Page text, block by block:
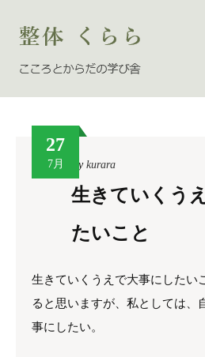
27
7月 By kurara
生きていくう
たいこと
生きていくうえで大事にしたい
ると思いますが、私としては、
事にしたい。